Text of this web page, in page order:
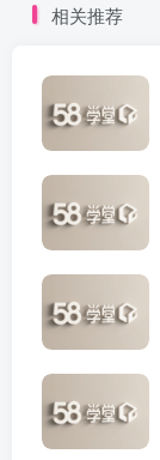
相关推荐